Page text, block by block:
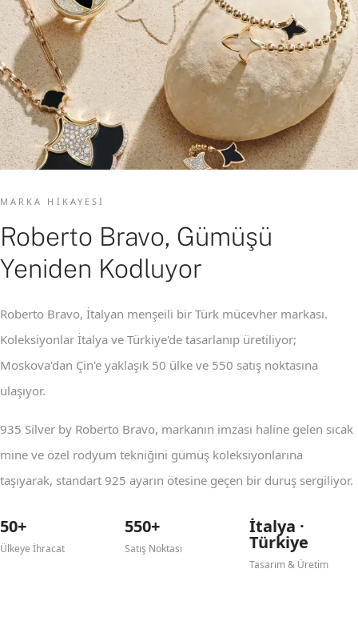
MARKA HIKAYESI
Roberto Bravo, Gümüşü
Yeniden Kodluyor
Roberto Bravo, İtalyan menşeili bir Türk mücevher markası.
Koleksiyonlar İtalya ve Türkiye'de tasarlanıp üretiliyor;
Moskova'dan Çin'e yaklaşık 50 ülke ve 550 satış noktasına
ulaşıyor.
935 Silver by Roberto Bravo, markanın imzası haline gelen sıcak
mine ve özel rodyum tekniğini gümüş koleksiyonlarına
taşıyarak, standart 925 ayarın ötesine geçen bir duruş sergiliyor.
50+
Ülkeye İhracat
550+
Satış Noktası
İtalya ·
Türkiye
Tasarım & Üretim